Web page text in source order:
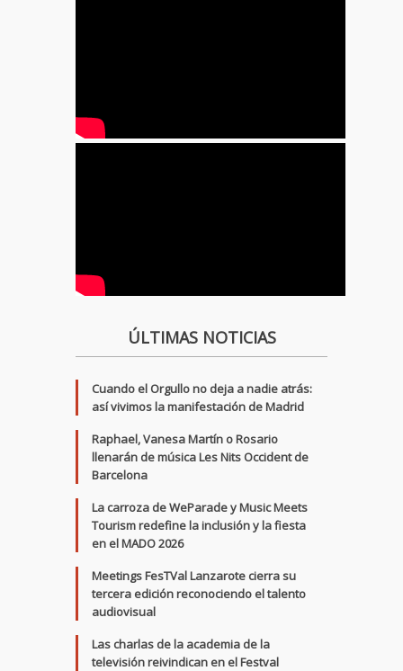
ÚLTIMAS NOTICIAS
Cuando el Orgullo no deja a nadie atrás:
así vivimos la manifestación de Madrid
Raphael, Vanesa Martín o Rosario
llenarán de música Les Nits Occident de
Barcelona
La carroza de WeParade y Music Meets
Tourism redefine la inclusión y la fiesta
en el MADO 2026
Meetings FesTVal Lanzarote cierra su
tercera edición reconociendo el talento
audiovisual
Las charlas de la academia de la
televisión reivindican en el Festval